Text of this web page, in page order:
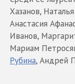
Хазанов,
Анастасия
Иванов,
Мариам
Рубина, Андрей